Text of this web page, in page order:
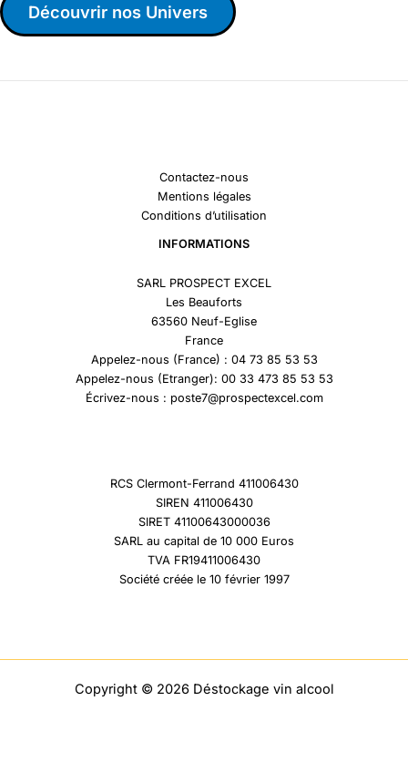
Découvrir nos Univers
Contactez-nous
Mentions légales
Conditions d’utilisation
INFORMATIONS
SARL PROSPECT EXCEL
Les Beauforts
63560 Neuf-Eglise
France
Appelez-nous (France) : 04 73 85 53 53
Appelez-nous (Etranger): 00 33 473 85 53 53
Écrivez-nous : poste7@prospectexcel.com
RCS Clermont-Ferrand 411006430
SIREN 411006430
SIRET 41100643000036
SARL au capital de 10 000 Euros
TVA FR19411006430
Société créée le 10 février 1997
Copyright © 2026 Déstockage vin alcool